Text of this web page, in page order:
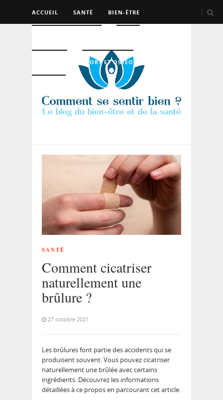
ACCUEIL SANTÉ BIEN-ÊTRE
SPORT ET OSTÉO
SANTÉ
Comment cicatriser
naturellement une
brûlure ?
27 octobre 2021
Les brûlures font partie des accidents qui se
produisent souvent. Vous pouvez cicatriser
naturellement une brûlée avec certains
ingrédients. Découvrez les informations
détaillées à ce propos en parcourant cet article.